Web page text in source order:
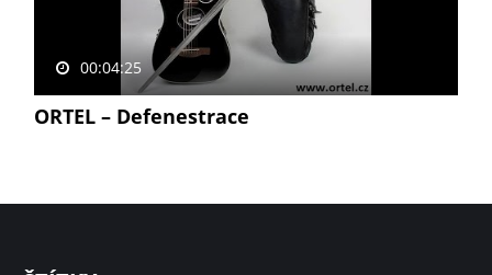
00:04:25
ORTEL – Defenestrace